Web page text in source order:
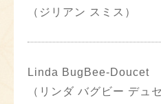
（ジリアン スミス）
Linda BugBee-Doucet
（リンダ バグビー デュ